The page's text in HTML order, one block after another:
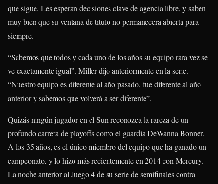
que sigue. Les esperan decisiones clave de agencia libre, y saben
muy bien que su ventana de título no permanecerá abierta para
siempre.
“Sabemos que todos y cada uno de los años su equipo rara vez se
ve exactamente igual”. Miller dijo anteriormente en la serie.
“Nuestro equipo es diferente al año pasado, fue diferente al año
anterior y sabemos que volverá a ser diferente”.
Quizás ningún jugador en el Sun reconozca la rareza de un
profundo carrera de playoffs como el guardia DeWanna Bonner.
A los 35 años, es el único miembro del equipo que ha ganado un
campeonato, y lo hizo más recientemente en 2014 con Mercury.
La noche anterior al Juego 4 de su serie de semifinales contra